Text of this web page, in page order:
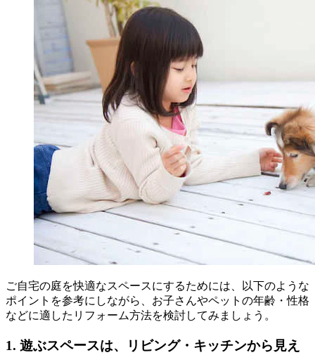
ご自宅の庭を快適なスペースにするためには、以下のような
ポイントを参考にしながら、お子さんやペットの年齢・性格
などに適したリフォーム方法を検討してみましょう。
1. 遊ぶスペースは、リビング・キッチンから見え